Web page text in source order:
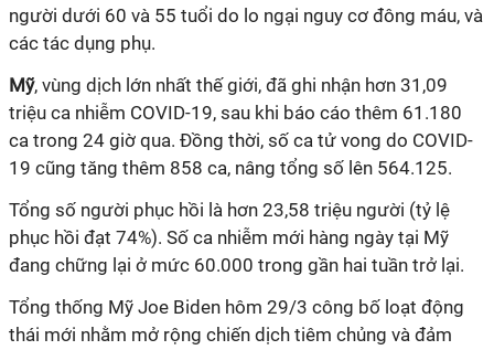
người dưới 60 và 55 tuổi do lo ngại nguy cơ đông máu, và
các tác dụng phụ.
Mỹ, vùng dịch lớn nhất thế giới, đã ghi nhận hơn 31,09
triệu ca nhiễm COVID-19, sau khi báo cáo thêm 61.180
ca trong 24 giờ qua. Đồng thời, số ca tử vong do COVID-
19 cũng tăng thêm 858 ca, nâng tổng số lên 564.125.
Tổng số người phục hồi là hơn 23,58 triệu người (tỷ lệ
phục hồi đạt 74%). Số ca nhiễm mới hàng ngày tại Mỹ
đang chững lại ở mức 60.000 trong gần hai tuần trở lại.
Tổng thống Mỹ Joe Biden hôm 29/3 công bố loạt động
thái mới nhằm mở rộng chiến dịch tiêm chủng và đảm